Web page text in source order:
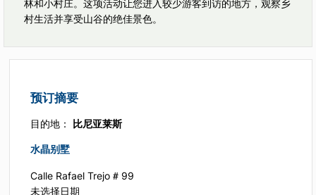
林和小村庄。这项活动让您进入较少游客到访的地方，观察乡
村生活并享受山谷的绝佳景色。
预订摘要
目的地： 比尼亚莱斯
水晶别墅
Calle Rafael Trejo # 99
未选择日期